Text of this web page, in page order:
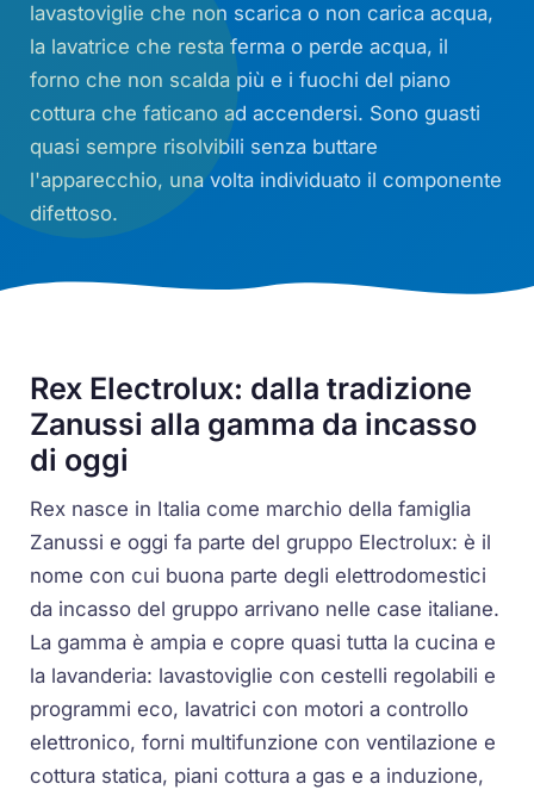
lavastoviglie che non scarica o non carica acqua,
la lavatrice che resta ferma o perde acqua, il
forno che non scalda più e i fuochi del piano
cottura che faticano ad accendersi. Sono guasti
quasi sempre risolvibili senza buttare
l'apparecchio, una volta individuato il componente
difettoso.
Rex Electrolux: dalla tradizione
Zanussi alla gamma da incasso
di oggi
Rex nasce in Italia come marchio della famiglia
Zanussi e oggi fa parte del gruppo Electrolux: è il
nome con cui buona parte degli elettrodomestici
da incasso del gruppo arrivano nelle case italiane.
La gamma è ampia e copre quasi tutta la cucina e
la lavanderia: lavastoviglie con cestelli regolabili e
programmi eco, lavatrici con motori a controllo
elettronico, forni multifunzione con ventilazione e
cottura statica, piani cottura a gas e a induzione,